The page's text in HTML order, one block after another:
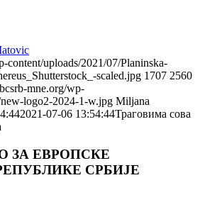
content/uploads/2021/07/Planinska-
scaled.jpg 1707 2560
mne.org/wp-
logo2-2024-1-w.jpg Miljana
2021-07-06 13:54:44Траговима сова
ЗА ЕВРОПСКЕ
СРБИЈЕ